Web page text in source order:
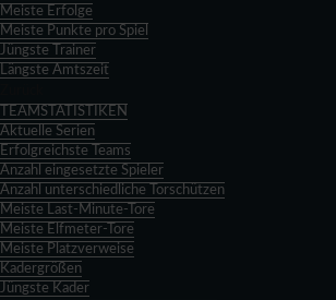
Meiste Erfolge
Meiste Punkte pro Spiel
Jüngste Trainer
Längste Amtszeit
TEAMSTATISTIKEN
Aktuelle Serien
Erfolgreichste Teams
Anzahl eingesetzte Spieler
Anzahl unterschiedliche Torschützen
Meiste Last-Minute-Tore
Meiste Elfmeter-Tore
Meiste Platzverweise
Kadergrößen
Jüngste Kader